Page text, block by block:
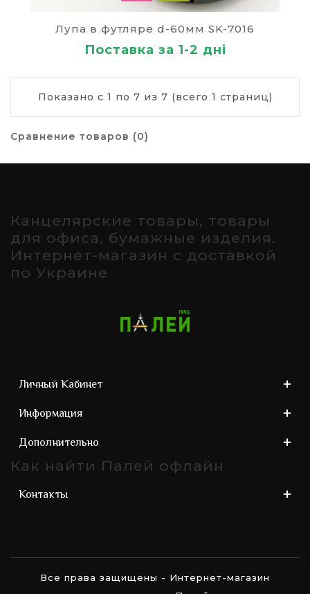
Лупа в футляре d-60мм SK-7016
Поставка за 1-2 дні
Показано с 1 по 7 из 7 (всего 1 страниц)
Сравнение товаров (0)
Канцелярские товары, товары
для офиса, бумажные изделия.
Интернет-магазин с доставкой
по Украине
Личный Кабинет
Информация
Дополнительно
Как найти Палей офлайн
Контакты
Все права защищены - Интернет-магазин